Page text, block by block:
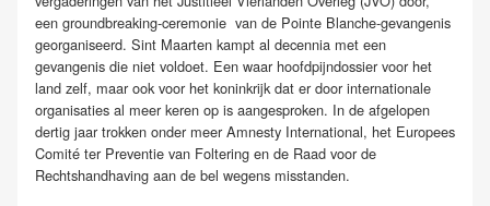
een groundbreaking-ceremonie van de Pointe Blanche-gevangenis
georganiseerd. Sint Maarten kampt al decennia met een
gevangenis die niet voldoet. Een waar hoofdpijndossier voor het
land zelf, maar ook voor het koninkrijk dat er door internationale
organisaties al meer keren op is aangesproken. In de afgelopen
dertig jaar trokken onder meer Amnesty International, het Europees
Comité ter Preventie van Foltering en de Raad voor de
Rechtshandhaving aan de bel wegens misstanden.